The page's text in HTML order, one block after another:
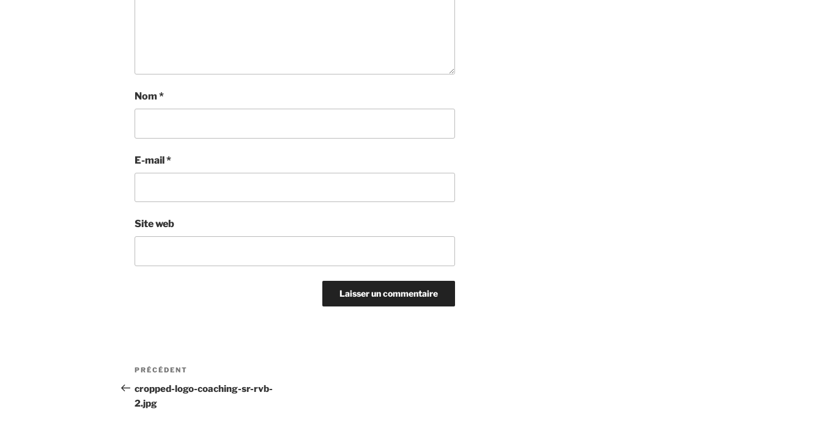
Nom *
E-mail*
Site web
Navigation
de
l’article
Article
précédent
PRÉCÉDENT
cropped-logo-coaching-sr-rvb-
2.jpg